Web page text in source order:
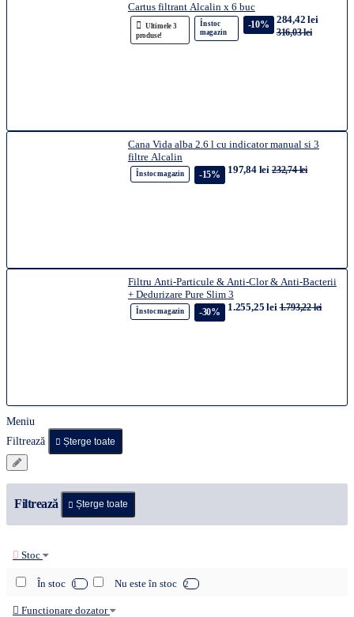
Cartus filtrant Alcalin x 6 buc
Ultimele 3
produse!
În stoc
magazin
-10% 284,42 lei
316,03 lei
Cana Vida alba 2.6 l cu indicator manual si 3
filtre Alcalin
În stoc magazin -15% 197,84 lei 232,74 lei
Filtru Anti-Particule & Anti-Clor & Anti-Bacterii
+ Dedurizare Pure Slim 3
În stoc magazin -30% 1.255,25 lei 1.793,22 lei
Meniu
Filtrează
Șterge toate
Filtrează Șterge toate
Stoc
În stoc 1 Nu este în stoc 2
Functionare dozator